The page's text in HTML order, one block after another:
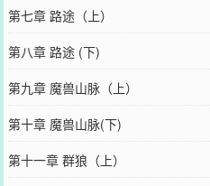
第七章 路途（上）
第八章 路途 (下)
第九章 魔兽山脉（上）
第十章 魔兽山脉(下)
第十一章 群狼（上）